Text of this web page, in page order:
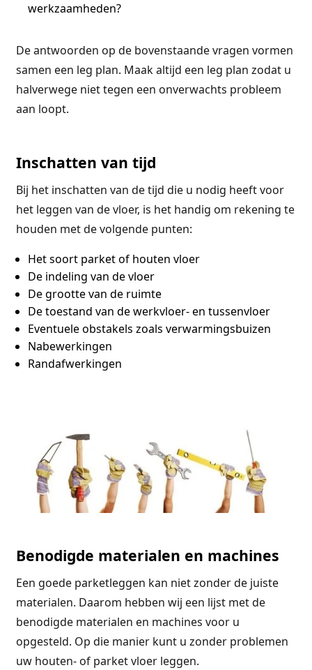
werkzaamheden?
De antwoorden op de bovenstaande vragen vormen
samen een leg plan. Maak altijd een leg plan zodat u
halverwege niet tegen een onverwachts probleem
aan loopt.
Inschatten van tijd
Bij het inschatten van de tijd die u nodig heeft voor
het leggen van de vloer, is het handig om rekening te
houden met de volgende punten:
Het soort parket of houten vloer
De indeling van de vloer
De grootte van de ruimte
De toestand van de werkvloer- en tussenvloer
Eventuele obstakels zoals verwarmingsbuizen
Nabewerkingen
Randafwerkingen
Benodigde materialen en machines
Een goede parketleggen kan niet zonder de juiste
materialen. Daarom hebben wij een lijst met de
benodigde materialen en machines voor u
opgesteld. Op die manier kunt u zonder problemen
uw houten- of parket vloer leggen.